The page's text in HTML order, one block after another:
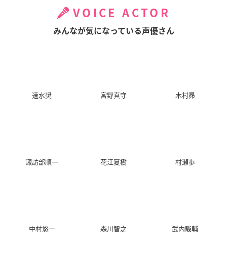
VOICE ACTOR
みんなが気になっている声優さん
速水奨 宮野真守 木村昴
諏訪部順一 花江夏樹 村瀬歩
中村悠一 森川智之 武内駿輔